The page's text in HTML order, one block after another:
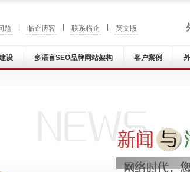
题 临企博客 联系临企 英文版
设 多语言SEO品牌网站架构 客户案例